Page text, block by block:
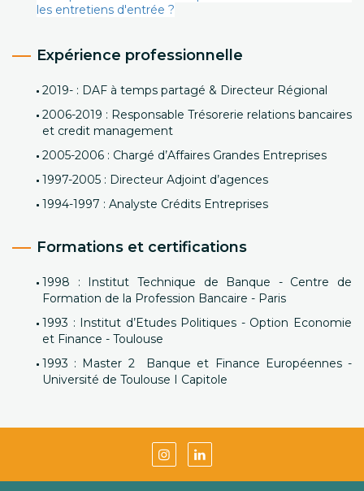
les entretiens d'entrée ?
Expérience professionnelle
2019- : DAF à temps partagé & Directeur Régional
2006-2019 : Responsable Trésorerie relations bancaires
et credit management
2005-2006 : Chargé d’Affaires Grandes Entreprises
1997-2005 : Directeur Adjoint d’agences
1994-1997 : Analyste Crédits Entreprises
Formations et certifications
1998 : Institut Technique de Banque - Centre de
Formation de la Profession Bancaire - Paris
1993 : Institut d’Etudes Politiques - Option Economie
et Finance - Toulouse
1993 : Master 2 Banque et Finance Européennes -
Université de Toulouse I Capitole